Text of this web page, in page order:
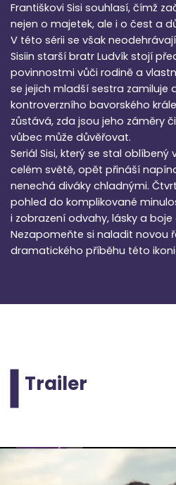
Františkovi Sisi souhlasí, čímž
nejen o majetek, ale i o čest a
V této sérii se však
Sisiin starší bratr Ludvík stojí
povinnostmi vůči rodině a
se jejich mladší sestra zamiluje
kontroverzního bavorského
zůstává, zda jsou jeho záměry
vůbec může důvěřovat.
Seriál Sisi, který se stal
celém světě, opět přináší
nenechá diváky chladnými.
pohled do komplikované
i zobrazení odvahy, lásky a
Nezapomeňte si naladit novou
dramatického příběhu této
Trailer